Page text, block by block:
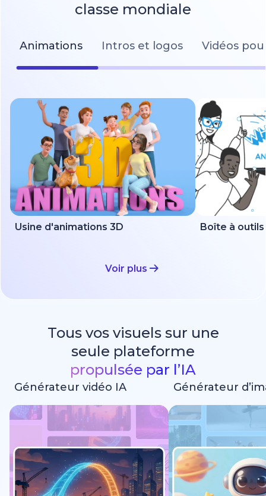
classe mondiale
Animations Intros et logos Vidéos
Usine d'animations 3D
Voir plus
Tous vos visuels sur une
seule plateforme
propulsée par l’IA
Générateur vidéo IA Générateur